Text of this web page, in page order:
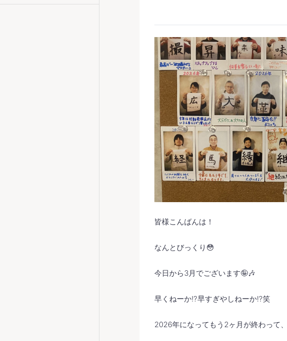
皆様こんばんは！
なんとびっくり😳
今日から3月でございます🤪🎶
早くねーか⁉️早すぎやしねーか⁉️笑
2026年になってもう2ヶ月が終わって、